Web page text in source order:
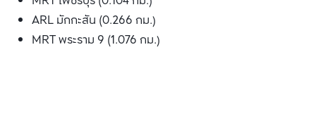
ARL มักกะสัน (0.266 กม.)
MRT พระราม 9 (1.076 กม.)